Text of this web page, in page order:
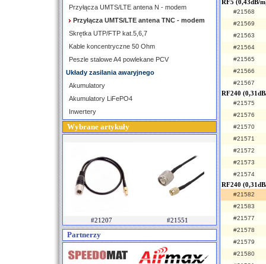
Przyłącza UMTS/LTE antena N - modem
Przyłącza UMTS/LTE antena TNC - modem
Skrętka UTP/FTP kat.5,6,7
Kable koncentryczne 50 Ohm
Peszle stalowe A4 powlekane PCV
Układy zasilania awaryjnego
Akumulatory
Akumulatory LiFePO4
Inwertery
Wybrane artykuły
#21207 #21551
Partnerzy
RF5 (0,43dB/
#21568
#21569
#21563
#21564
#21565
#21566
#21567
RF240
#21575
#21576
#21570
#21571
#21572
#21573
#21574
RF240
#21582
#21583
#21577
#21578
#21579
#21580